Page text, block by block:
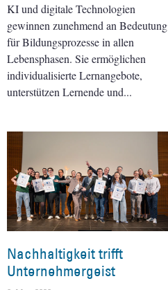
KI und digitale Technologien
gewinnen zunehmend an Bedeutung
für Bildungsprozesse in allen
Lebensphasen. Sie ermöglichen
individualisierte Lernangebote,
unterstützen Lernende und
Nachhaltigkeit trifft
Unternehmergeist